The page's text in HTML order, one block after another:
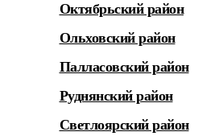
Октябрьский район
Ольховский район
Палласовский район
Руднянский район
Светлоярский район